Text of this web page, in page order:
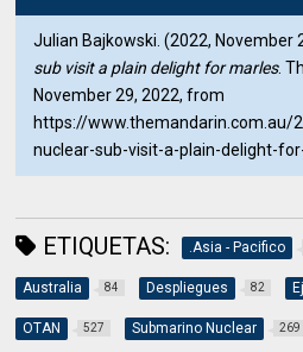
Julian Bajkowski. (2022, November
sub visit a plain delight for marles.
November 29, 2022, from
https://www.themandarin.com.au/
nuclear-sub-visit-a-plain-delight-
ETIQUETAS: .Asia - Pacifico
Australia 84 Despliegues 82
OTAN 527 Submarino Nuclear 269